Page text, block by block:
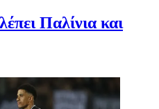
Παλίνια και